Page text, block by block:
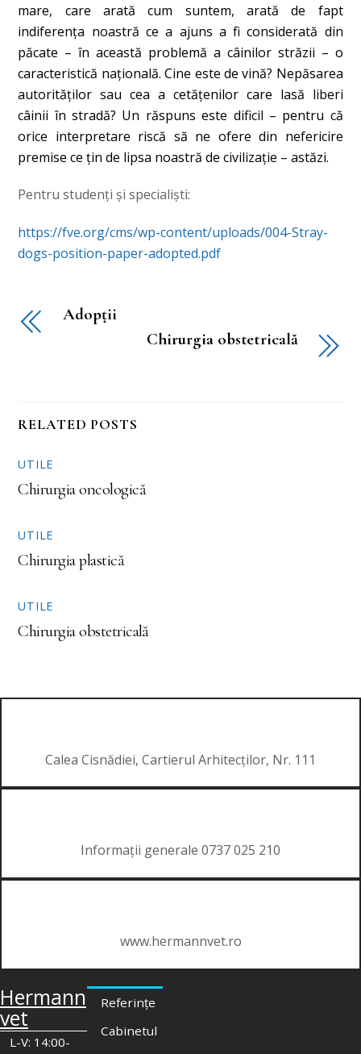
mare, care arată cum suntem, arată de fapt
indiferenţa noastră ce a ajuns a fi considerată din
păcate – în această problemă a câinilor străzii – o
caracteristică naţională.Cine este de vină? Nepăsarea
autorităţilor sau cea a cetăţenilor care lasă liberi
câinii în stradă? Un răspuns este dificil – pentru că
orice interpretare riscă să ne ofere din nefericire
premise ce ţin de lipsa noastră de civilizaţie – astăzi.
Pentru studenți și specialiști:
https://fve.org/cms/wp-content/uploads/004-Stray-
dogs-position-paper-adopted.pdf
Adopţii
Chirurgia obstetricală
RELATED POSTS
UTILE
Chirurgia oncologică
UTILE
Chirurgia plastică
UTILE
Chirurgia obstetricală
Calea Cisnădiei, Cartierul Arhitecților, Nr. 111
Informații generale 0737 025 210
www.hermannvet.ro
Hermann
vet
L-V: 14:00-
Referințe
Cabinetul